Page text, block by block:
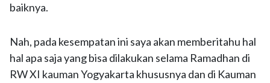
baiknya.
Nah, pada kesempatan ini saya akan memberitahu hal
hal apa saja yang bisa dilakukan selama Ramadhan di
RW XI kauman Yogyakarta khususnya dan di Kauman